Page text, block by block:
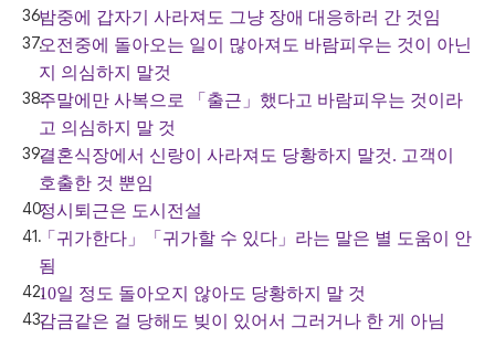
밤중에 갑자기 사라져도 그냥 장애 대응하러 간 것임
오전중에 돌아오는 일이 많아져도 바람피우는 것이 아닌
지 의심하지 말것
주말에만 사복으로 「출근」했다고 바람피우는 것이라
고 의심하지 말 것
결혼식장에서 신랑이 사라져도 당황하지 말것. 고객이
호출한 것 뿐임
정시퇴근은 도시전설
「귀가한다」「귀가할 수 있다」라는 말은 별 도움이 안
됨
10일 정도 돌아오지 않아도 당황하지 말 것
감금같은 걸 당해도 빚이 있어서 그러거나 한 게 아님